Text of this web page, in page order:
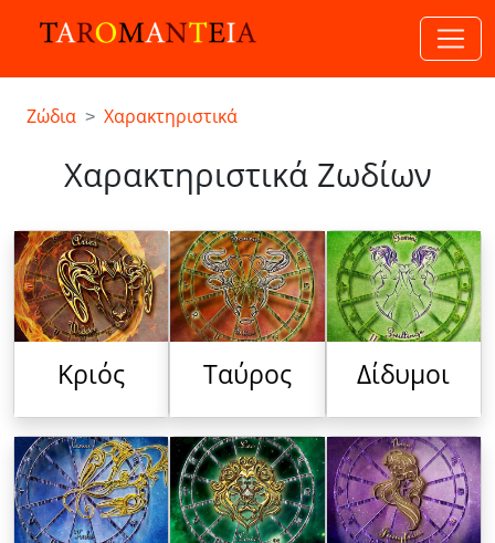
Ζώδια Χαρακτηριστικά
Χαρακτηριστικά Ζωδίων
Κριός Ταύρος Δίδυμοι